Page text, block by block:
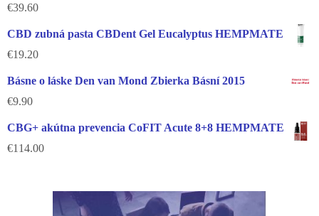
€39.60
CBD zubná pasta CBDent Gel Eucalyptus HEMPMATE
€19.20
Básne o láske Den van Mond Zbierka Básní 2015
€9.90
CBG+ akútna prevencia CoFIT Acute 8+8 HEMPMATE
€114.00